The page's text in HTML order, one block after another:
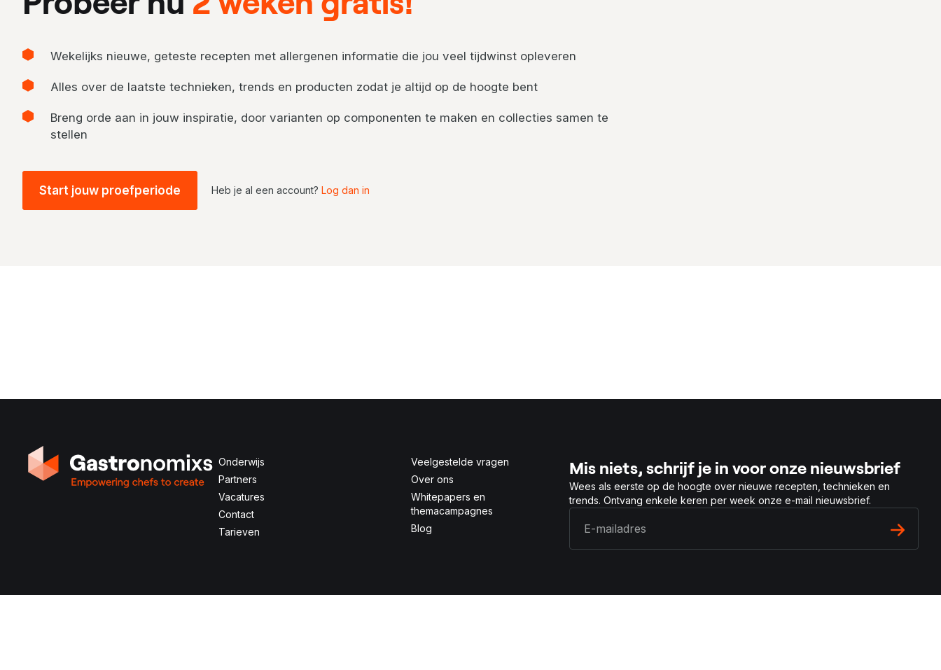
Wekelijks nieuwe, geteste recepten met allergenen informatie die jou veel tijdwinst opleveren
Alles over de laatste technieken, trends en producten zodat je altijd op de hoogte bent
Breng orde aan in jouw inspiratie, door varianten op componenten te maken en collecties samen te
stellen
Start jouw proefperiode Heb je al een account? Log dan in
Onderwijs
Partners
Vacatures
Contact
Tarieven
Veelgestelde vragen
Over ons
Whitepapers en
themacampagnes
Blog
Mis niets, schrijf je in voor onze nieuwsbrief
Wees als eerste op de hoogte over nieuwe recepten, technieken en
trends. Ontvang enkele keren per week onze e-mail nieuwsbrief.